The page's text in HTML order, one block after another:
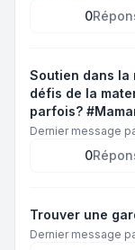
0
Soutien dans la
défis de la
parfois?
Dernier message
0
Trouver une
Dernier message